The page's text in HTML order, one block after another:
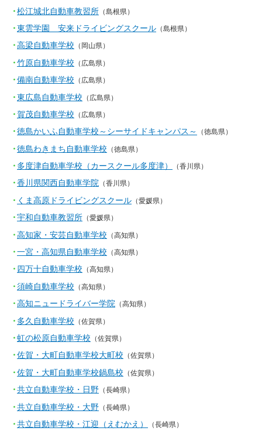
松江城北自動車教習所 （島根県）
東雲学園 安来ドライビングスクール （島根県）
高梁自動車学校 （岡山県）
竹原自動車学校 （広島県）
備南自動車学校 （広島県）
東広島自動車学校 （広島県）
賀茂自動車学校 （広島県）
徳島かいふ自動車学校～シーサイドキャンパス～ （徳島県）
徳島わきまち自動車学校 （徳島県）
多度津自動車学校（カースクール多度津） （香川県）
香川県関西自動車学院 （香川県）
くま高原ドライビングスクール （愛媛県）
宇和自動車教習所 （愛媛県）
高知家・安芸自動車学校 （高知県）
一宮・高知県自動車学校 （高知県）
四万十自動車学校 （高知県）
須崎自動車学校 （高知県）
高知ニュードライバー学院 （高知県）
多久自動車学校 （佐賀県）
虹の松原自動車学校 （佐賀県）
佐賀・大町自動車学校大町校 （佐賀県）
佐賀・大町自動車学校鍋島校 （佐賀県）
共立自動車学校・日野 （長崎県）
共立自動車学校・大野 （長崎県）
共立自動車学校・江迎（えむかえ） （長崎県）